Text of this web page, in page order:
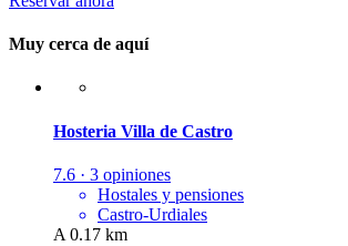
Muy cerca de aquí
Hosteria Villa de Castro
7.6 · 3 opiniones
Hostales y pensiones
Castro-Urdiales
A 0.17 km